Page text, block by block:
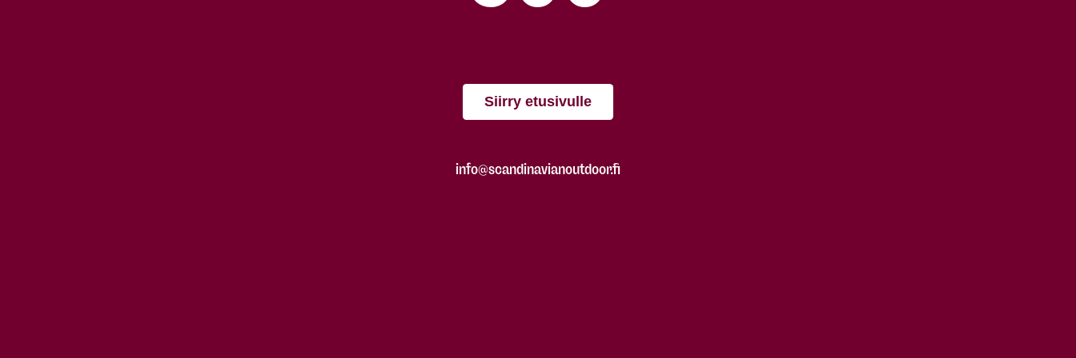
Siirry etusivulle
info@scandinavianoutdoor.fi